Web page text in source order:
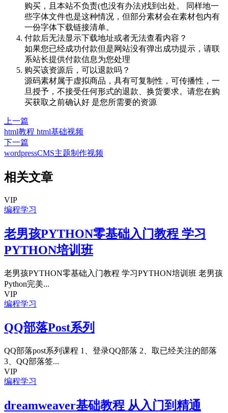
购买，且本站不负责(也没有办法)找到出处。 同样地一
些字体文件也是这种情况，但部分素材会在素材包内有
一份字体下载链接清单。
付款后无法显示下载地址或者无法查看内容？
如果您已经成功付款但是网站没有弹出成功提示，请联
系站长提供付款信息为您处理
购买该资源后，可以退款吗？
源码素材属于虚拟商品，具有可复制性，可传播性，一
旦授予，不接受任何形式的退款、换货要求。请您在购
买获取之前确认好 是您所需要的资源
上一篇
html教程 html基础视频
下一篇
wordpressCMS主题制作视频
相关文章
VIP
编程学习
老男孩PYTHON零基础入门教程 学习
PYTHON培训班
老男孩PYTHON零基础入门教程 学习PYTHON培训班 老男孩
Python完美...
VIP
编程学习
QQ部落Post系列
QQ部落post系列课程 1、登录QQ部落 2、取已经关注的部落
3、QQ部落签...
VIP
编程学习
dreamweaver基础教程 从入门到精通